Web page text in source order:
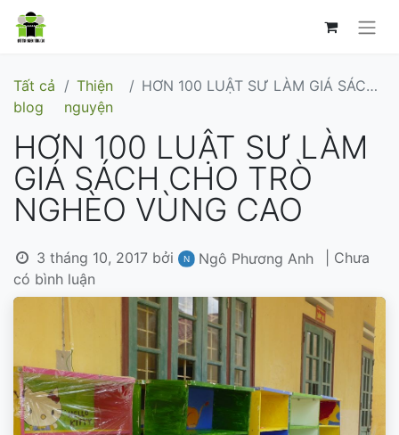
Tất cả
blog
Thiện
nguyện
HƠN 100 LUẬT SƯ LÀM GIÁ SÁCH CHO TRÒ NGHÈO VÙNG CAO
HƠN 100 LUẬT SƯ LÀM
GIÁ SÁCH CHO TRÒ
NGHÈO VÙNG CAO
3 tháng 10, 2017 bởi Ngô Phương Anh
| Chưa
có bình luận